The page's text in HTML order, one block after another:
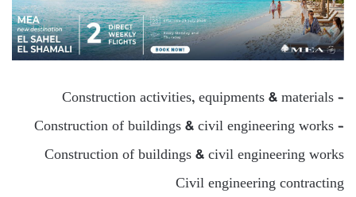
Construction activities, equipments & materials –
Construction of buildings & civil engineering works –
Construction of buildings & civil engineering works
Civil engineering contracting